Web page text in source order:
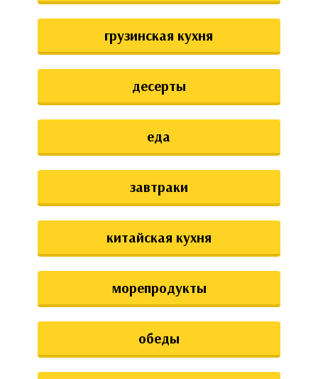
грузинская кухня
десерты
еда
завтраки
китайская кухня
морепродукты
обеды